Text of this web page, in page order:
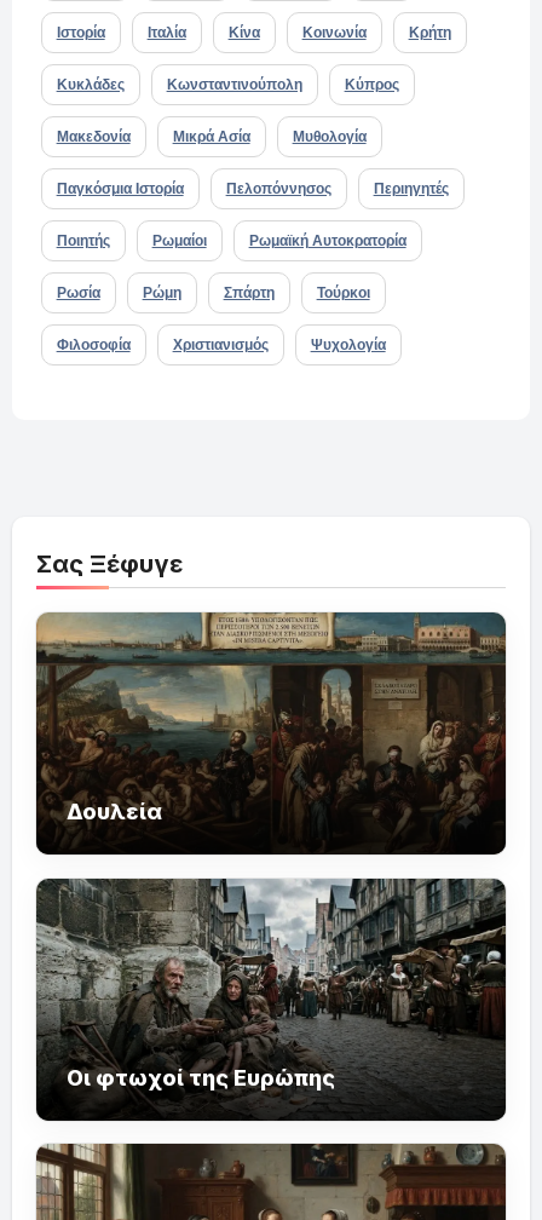
Ιστορία Ιταλία Κίνα Κοινωνία Κρήτη
Κυκλάδες Κωνσταντινούπολη Κύπρος
Μακεδονία Μικρά Ασία Μυθολογία
Παγκόσμια Ιστορία Πελοπόννησος Περιηγητές
Ποιητής Ρωμαίοι Ρωμαϊκή Αυτοκρατορία
Ρωσία Ρώμη Σπάρτη Τούρκοι
Φιλοσοφία Χριστιανισμός Ψυχολογία
Σας Ξέφυγε
Δουλεία
Οι φτωχοί της Ευρώπης